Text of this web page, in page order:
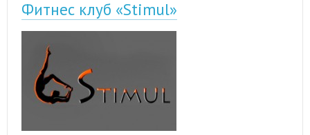
Фитнес клуб «Stimul»